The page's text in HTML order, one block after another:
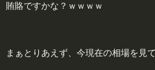
賄賂ですかな？ｗｗｗｗ
まぁとりあえず、今現在の相場を見